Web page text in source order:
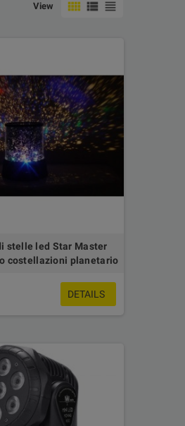
View view_comfy view_list view_headline
stelle led Star Master
costellazioni planetario
DETAILS